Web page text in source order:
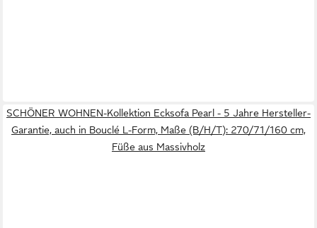
SCHÖNER WOHNEN-Kollektion Ecksofa Pearl - 5 Jahre Hersteller-
Garantie, auch in Bouclé L-Form, Maße (B/H/T): 270/71/160 cm,
Füße aus Massivholz